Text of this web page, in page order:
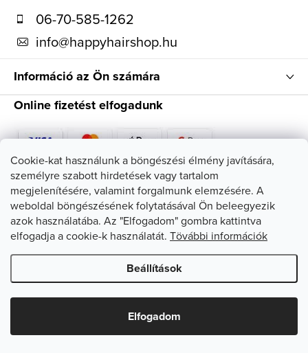
Cookie-kat használunk a böngészési élmény javítására,
személyre szabott hirdetések vagy tartalom
megjelenítésére, valamint forgalmunk elemzésére. A
weboldal böngészésének folytatásával Ön beleegyezik
azok használatába. Az "Elfogadom" gombra kattintva
elfogadja a cookie-k használatát. Tövábbi információk
Beállítások
Elfogadom
06-70-585-1262
info@happyhairshop.hu
Információ az Ön számára
Online fizetést elfogadunk
Kövessen minket
Shoptet készítette
Copyright 2026HappyHairShop. Minden jog fenntartva.Süti
beállítások szerkesztése